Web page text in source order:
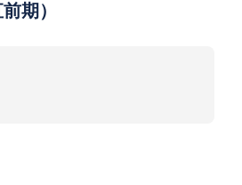
期）